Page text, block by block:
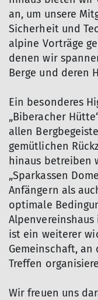
an, um unsere
Sicherheit und
alpine Vorträge
denen wir
Berge und deren
Ein besonderes
„Biberacher
allen
gemütlichen
hinaus betreiben
„Sparkassen
Anfängern als
optimale
ist ein weiterer
Gemeinschaft,
Treffen
Wir freuen uns